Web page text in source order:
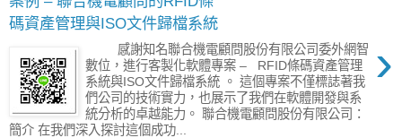
碼資產管理與ISO文件歸檔系統
›
感謝知名聯合機電顧問股份有限公司委外網智
數位，進行客製化軟體專案 – RFID條碼資產管理
系統與ISO文件歸檔系統 。 這個專案不僅標誌著我
們公司的技術實力，也展示了我們在軟體開發與系
統分析的卓越能力。 聯合機電顧問股份有限公司：
簡介 在我們深入探討這個成功...